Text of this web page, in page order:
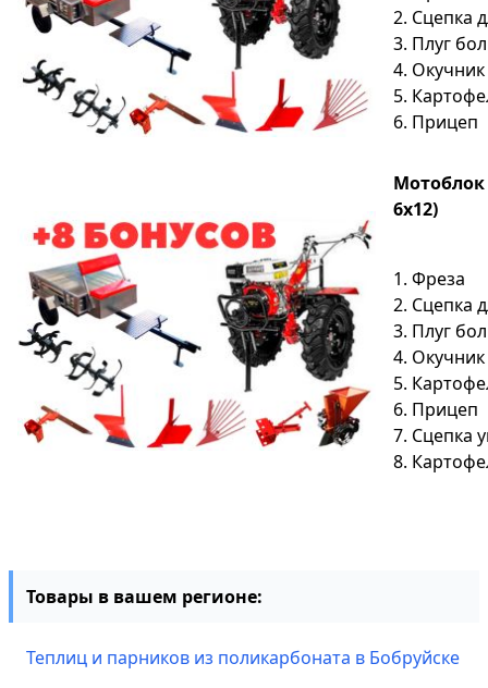
2. Сцепка
3. Плуг
4. Окучник
5.
6. Прицеп
Мотоблок
6х12)
1. Фреза
2. Сцепка
3. Плуг
4. Окучник
5.
6. Прицеп
7. Сцепка
8.
Товары в вашем регионе:
Теплиц и парников из поликарбоната в Бобруйске